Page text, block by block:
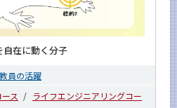
自在に動く分子
教員の活躍
ス
ライフエンジニアリングコー